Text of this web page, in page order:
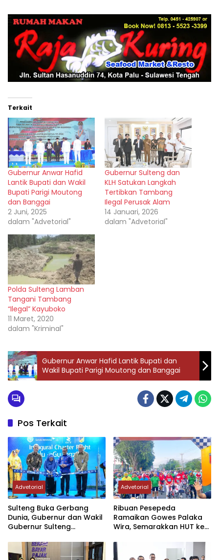
Terkait
Gubernur Anwar Hafid
Lantik Bupati dan Wakil
Bupati Parigi Moutong
dan Banggai
2 Juni, 2025
dalam "Advetorial"
Gubernur Sulteng dan
KLH Satukan Langkah
Tertibkan Tambang
Ilegal Perusak Alam
14 Januari, 2026
dalam "Advetorial"
Polda Sulteng Lamban
Tangani Tambang
“Ilegal” Kayuboko
11 Maret, 2020
dalam "Kriminal"
Gubernur Anwar Hafid Lantik Bupati dan
Wakil Bupati Parigi Moutong dan Banggai
Pos Terkait
Advetorial
Sulteng Buka Gerbang
Dunia, Gubernur dan Wakil
Gubernur Sulteng
Perdana Internasional
Palu-Guangzhou
Advetorial
Ribuan Pesepeda
Ramaikan Gowes Palaka
Wira, Semarakkan HUT ke-1